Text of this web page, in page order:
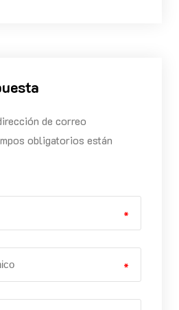
de correo
obligatorios están
*
*